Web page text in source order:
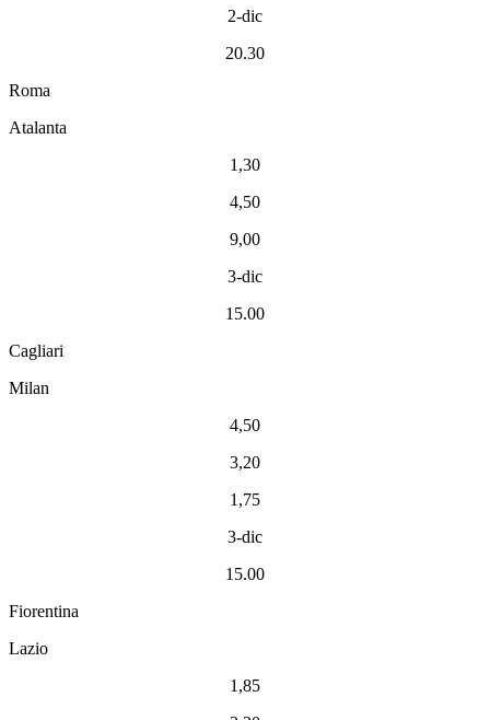
2-dic
20.30
Roma
Atalanta
1,30
4,50
9,00
3-dic
15.00
Cagliari
Milan
4,50
3,20
1,75
3-dic
15.00
Fiorentina
Lazio
1,85